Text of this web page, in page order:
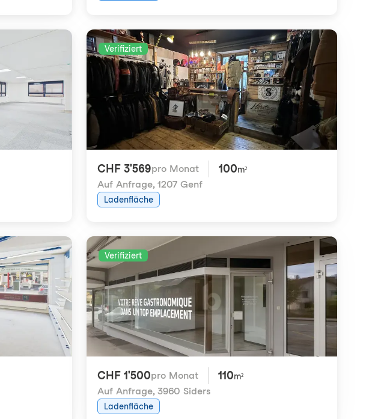
Verifiziert
CHF 3'569pro Monat 100m²
Auf Anfrage, 1207 Genf
Ladenfläche
Verifiziert
CHF 1'500pro Monat 110m²
Auf Anfrage, 3960 Siders
Ladenfläche